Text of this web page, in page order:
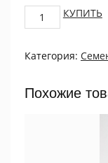
Астра
китайская
Йеллоу
ПРОЦВЕТОК
quantity
КУПИТЬ
Категория:
Похожие